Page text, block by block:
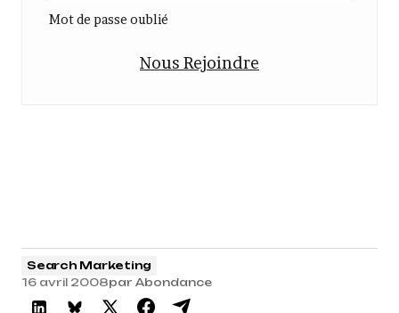
Mot de passe oublié
Nous Rejoindre
Search Marketing
16 avril 2008par Abondance